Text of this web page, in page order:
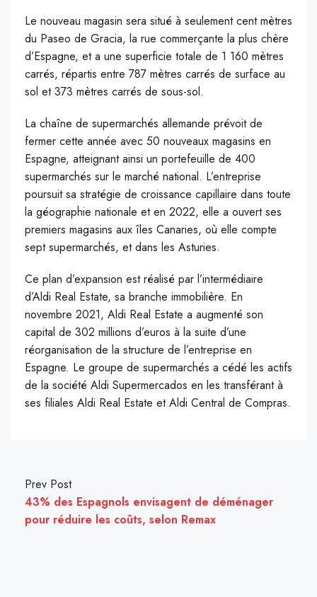
Le nouveau magasin sera situé à seulement cent mètres
du Paseo de Gracia, la rue commerçante la plus chère
d’Espagne, et a une superficie totale de 1 160 mètres
carrés, répartis entre 787 mètres carrés de surface au
sol et 373 mètres carrés de sous-sol.
La chaîne de supermarchés allemande prévoit de
fermer cette année avec 50 nouveaux magasins en
Espagne, atteignant ainsi un portefeuille de 400
supermarchés sur le marché national. L’entreprise
poursuit sa stratégie de croissance capillaire dans toute
la géographie nationale et en 2022, elle a ouvert ses
premiers magasins aux îles Canaries, où elle compte
sept supermarchés, et dans les Asturies.
Ce plan d’expansion est réalisé par l’intermédiaire
d’Aldi Real Estate, sa branche immobilière. En
novembre 2021, Aldi Real Estate a augmenté son
capital de 302 millions d’euros à la suite d’une
réorganisation de la structure de l’entreprise en
Espagne. Le groupe de supermarchés a cédé les actifs
de la société Aldi Supermercados en les transférant à
ses filiales Aldi Real Estate et Aldi Central de Compras.
Prev Post
43% des Espagnols envisagent de déménager
pour réduire les coûts, selon Remax